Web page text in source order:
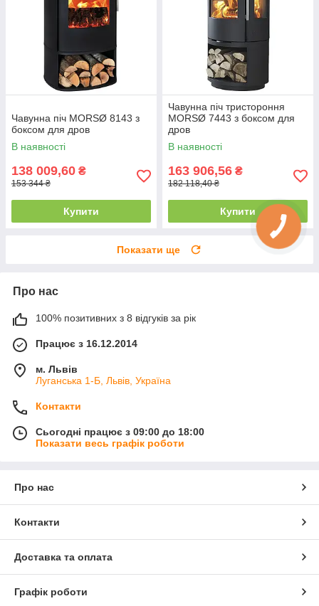
Чавунна піч MORSØ 8143 з
боксом для дров
В наявності
138 009,60 ₴
153 344 ₴
Купити
Чавунна піч тристороння
MORSØ 7443 з боксом для
дров
В наявності
163 906,56 ₴
182 118,40 ₴
Купити
Показати ще
Про нас
100% позитивних з 8 відгуків за рік
Працює з 16.12.2014
м. Львів
Луганська 1-Б, Львів, Україна
Контакти
Сьогодні працює з 09:00 до 18:00
Показати весь графік роботи
Про нас
Контакти
Доставка та оплата
Графік роботи